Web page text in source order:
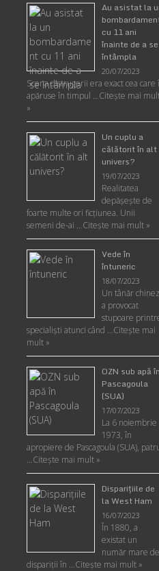
Au asistat la
cu 11 ani
înainte de a se
întâmpla
20/07/2023
Scena distrugerii era exact cea care
apăruse în timpul …Citește mai
»
Un cuplu a
călătorit în alt
univers?
19/07/2023
Realitatea
depăşeşte de
foarte multe ori ficţiunea. Unii
semeni de-ai …Citește mai mult »
Vede în
întuneric
18/07/2023
Un tânăr chinez
a provocat
stupoare
specialişti atunci când …Citește mai
mult »
OZN sub apă în
Pascagoula
(SUA)
17/07/2023
La 6 noiembrie
1973, în
apropiere de Pascagoula (SUA),
…Citește mai mult »
Disparițiile de
la West Ham
16/07/2023
În 1880, a
existat un
număr mare de
dispariții în …Citește mai mult »